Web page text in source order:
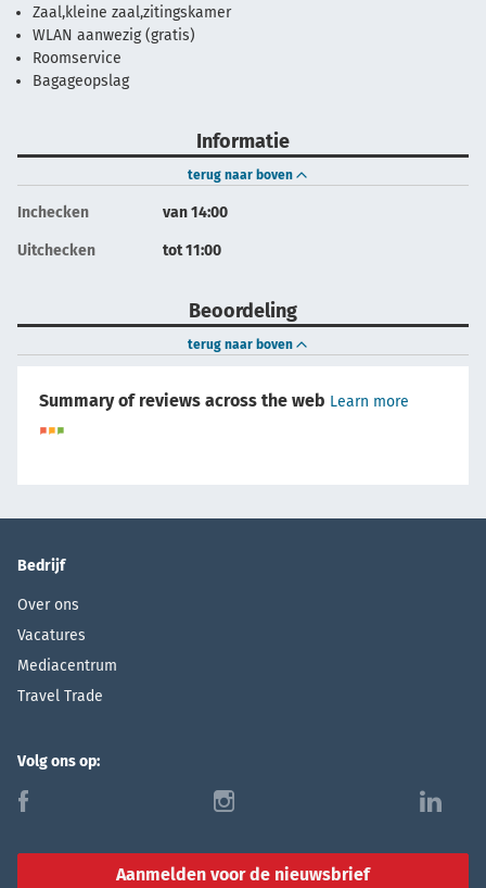
Zaal,kleine zaal,zitingskamer
WLAN aanwezig (gratis)
Roomservice
Bagageopslag
Informatie
terug naar boven
Inchecken van 14:00
Uitchecken tot 11:00
Beoordeling
terug naar boven
Summary of reviews across the web Learn more
Bedrijf
Over ons
Vacatures
Mediacentrum
Travel Trade
Volg ons op:
f i l
Aanmelden voor de nieuwsbrief